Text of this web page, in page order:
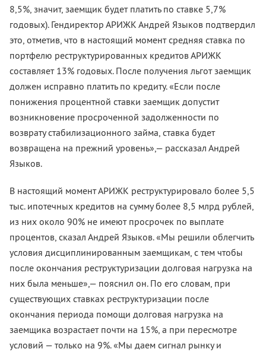
8,5%, значит, заемщик будет платить по ставке 5,7%
годовых). Гендиректор АРИЖК Андрей Языков подтвердил
это, отметив, что в настоящий момент средняя ставка по
портфелю реструктурированных кредитов АРИЖК
составляет 13% годовых. После получения льгот заемщик
должен исправно платить по кредиту. «Если после
понижения процентной ставки заемщик допустит
возникновение просроченной задолженности по
возврату стабилизационного займа, ставка будет
возвращена на прежний уровень»,— рассказал Андрей
Языков.
В настоящий момент АРИЖК реструктурировало более 5,5
тыс. ипотечных кредитов на сумму более 8,5 млрд рублей,
из них около 90% не имеют просрочек по выплате
процентов, сказал Андрей Языков. «Мы решили облегчить
условия дисциплинированным заемщикам, с тем чтобы
после окончания реструктуризации долговая нагрузка на
них была меньше»,— пояснил он. По его словам, при
существующих ставках реструктуризации после
окончания периода помощи долговая нагрузка на
заемщика возрастает почти на 15%, а при пересмотре
условий — только на 9%. «Мы даем сигнал рынку и